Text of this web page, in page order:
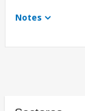
Notes